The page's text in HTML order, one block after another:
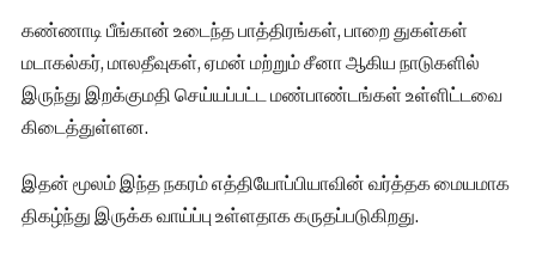
கண்ணாடி பீங்கான் உடைந்த பாத்திரங்கள், பாறை துகள்கள்
மடாகல்கர், மாலதீவுகள், ஏமன் மற்றும் சீனா ஆகிய நாடுகளில்
இருந்து இறக்குமதி செய்யப்பட்ட மண்பாண்டங்கள் உள்ளிட்டவை
கிடைத்துள்ளன.
இதன் மூலம் இந்த நகரம் எத்தியோப்பியாவின் வர்த்தக மையமாக
திகழ்ந்து இருக்க வாய்ப்பு உள்ளதாக கருதப்படுகிறது.